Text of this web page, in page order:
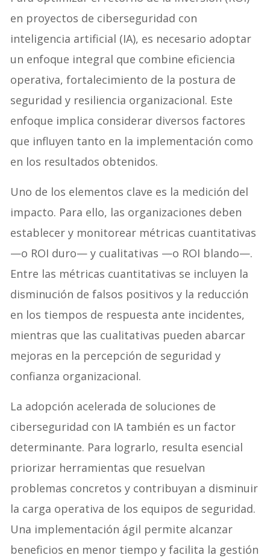
en proyectos de ciberseguridad con
inteligencia artificial (IA), es necesario adoptar
un enfoque integral que combine eficiencia
operativa, fortalecimiento de la postura de
seguridad y resiliencia organizacional. Este
enfoque implica considerar diversos factores
que influyen tanto en la implementación como
en los resultados obtenidos.
Uno de los elementos clave es la medición del
impacto. Para ello, las organizaciones deben
establecer y monitorear métricas cuantitativas
—o ROI duro— y cualitativas —o ROI blando—.
Entre las métricas cuantitativas se incluyen la
disminución de falsos positivos y la reducción
en los tiempos de respuesta ante incidentes,
mientras que las cualitativas pueden abarcar
mejoras en la percepción de seguridad y
confianza organizacional.
La adopción acelerada de soluciones de
ciberseguridad con IA también es un factor
determinante. Para lograrlo, resulta esencial
priorizar herramientas que resuelvan
problemas concretos y contribuyan a disminuir
la carga operativa de los equipos de seguridad.
Una implementación ágil permite alcanzar
beneficios en menor tiempo y facilita la gestión